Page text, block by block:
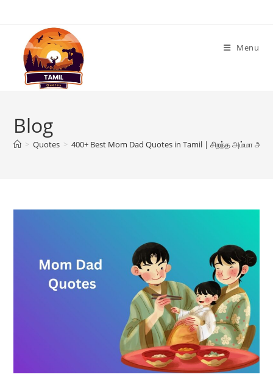
content
Menu
Blog
> Quotes > 400+ Best Mom Dad Quotes in Tamil | சிறந்த அம்மா